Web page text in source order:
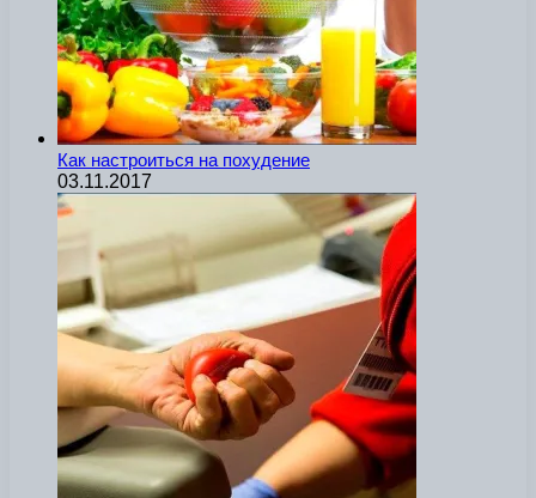
Как настроиться на похудение
03.11.2017